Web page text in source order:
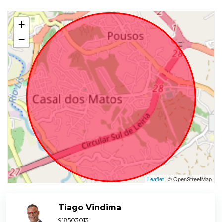
+
−
Leaflet | © OpenStreetMap
Tiago Vindima
918503013